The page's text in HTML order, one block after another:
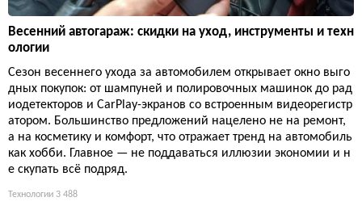
Весенний автогараж: скидки на уход, инструменты и техн
ологии
Сезон весеннего ухода за автомобилем открывает окно выго
дных покупок: от шампуней и полировочных машинок до рад
иодетекторов и CarPlay-экранов со встроенным видеорегистр
атором. Большинство предложений нацелено не на ремонт,
а на косметику и комфорт, что отражает тренд на автомобиль
как хобби. Главное — не поддаваться иллюзии экономии и н
е скупать всё подряд.
Технологии 3 488